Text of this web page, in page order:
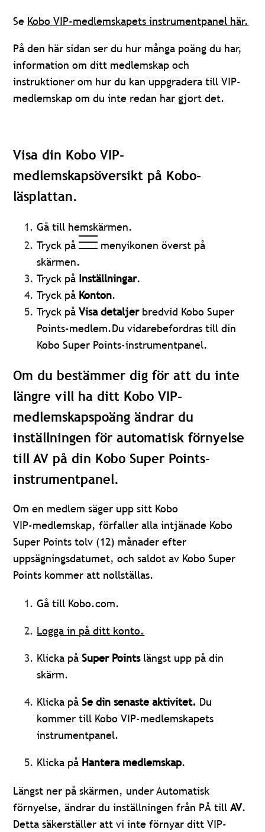
Se Kobo VIP-medlemskapets instrumentpanel här.
På den här sidan ser du hur många poäng du har,
information om ditt medlemskap och
instruktioner om hur du kan uppgradera till VIP-
medlemskap om du inte redan har gjort det.
Visa din Kobo VIP-
medlemskapsöversikt på Kobo-
läsplattan.
Gå till hemskärmen.
Tryck på
menyikonen överst på
skärmen.
Tryck på Inställningar.
Tryck på Konton.
Tryck påVisa detaljerbredvid Kobo Super
Points-medlem.Du vidarebefordras till din
Kobo Super Points-instrumentpanel.
Om du bestämmer dig för att du inte
längre vill ha ditt Kobo VIP-
medlemskapspoäng ändrar du
inställningen för automatisk förnyelse
till AV på din Kobo Super Points-
instrumentpanel.
Om en medlem säger upp sitt Kobo
VIP‑medlemskap, förfaller alla intjänade Kobo
Super Points tolv (12) månader efter
uppsägningsdatumet, och saldot av Kobo Super
Points kommer att nollställas.
Gå till Kobo.com.
Logga in på ditt konto.
Klicka på Super Pointslängst upp på din
skärm.
Klicka på Se din senaste aktivitet. Du
kommer till Kobo VIP-medlemskapets
instrumentpanel.
Klicka på Hantera medlemskap.
Längst ner på skärmen, under Automatisk
förnyelse, ändrar du inställningen från PÅ till AV.
Detta säkerställer att vi inte förnyar ditt VIP-